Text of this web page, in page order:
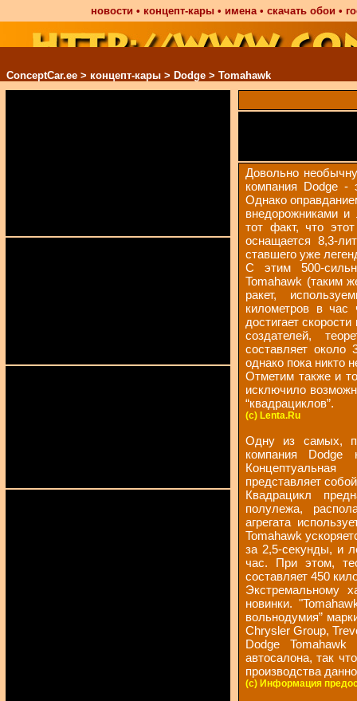
новости • концепт-кары • имена • скачать обои •
ConceptCar.ee > концепт-кары > Dodge > Tomahawk
Довольно
компания Dodge -
Однако
внедорожниками и
тот факт, что
оснащается 8,3-
ставшего уже
С этим 500-
Tomahawk (таким
ракет,
километров в
достигает
создателей,
составляет
однако пока никто
Отметим также и
исключило
“квадрациклов”.
(c) Lenta.Ru
Одну из самых,
компания Dodge
представляет
Квадрацикл
полулежа,
агрегата
Tomahawk
за 2,5-секунды, и
час. При этом,
составляет 450
Экстремальному
новинки.
вольнодумия”
Chrysler Group,
Dodge
автосалона, так
производства
(c) Информация